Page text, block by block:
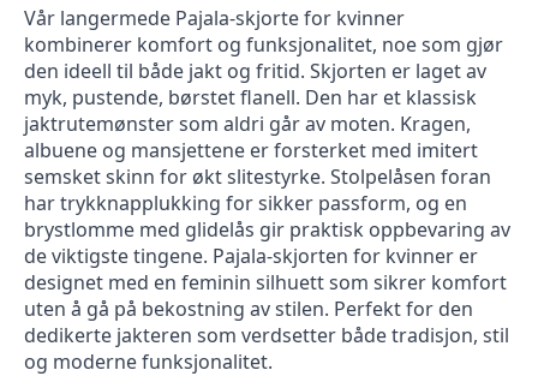
Vår langermede Pajala-skjorte for kvinner
kombinerer komfort og funksjonalitet, noe som gjør
den ideell til både jakt og fritid. Skjorten er laget av
myk, pustende, børstet flanell. Den har et klassisk
jaktrutemønster som aldri går av moten. Kragen,
albuene og mansjettene er forsterket med imitert
semsket skinn for økt slitestyrke. Stolpelåsen foran
har trykknapplukking for sikker passform, og en
brystlomme med glidelås gir praktisk oppbevaring av
de viktigste tingene. Pajala-skjorten for kvinner er
designet med en feminin silhuett som sikrer komfort
uten å gå på bekostning av stilen. Perfekt for den
dedikerte jakteren som verdsetter både tradisjon, stil
og moderne funksjonalitet.